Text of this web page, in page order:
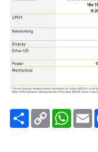
Compartilhar
Copy
Link